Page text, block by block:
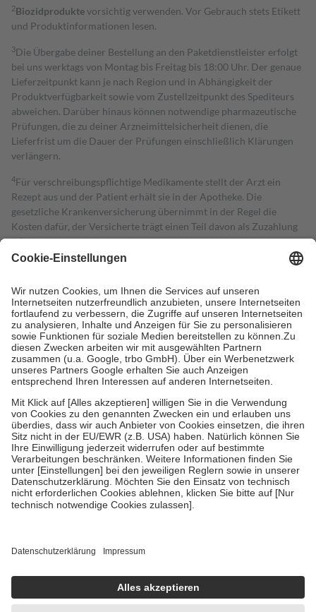
2Biozidproduktevorsichtig verwenden. Vor Gebrauch stets Etikett
und Produktinformationen lesen.
3Die Übergabe deiner Bestellung an den Paketdienstleister erfolgt
bei uns werktags von Montag bis Freitag bis 18:00 Uhr. Der genaue
Lieferzeitpunkt kann je nach Region und in Abhängigkeit der
Produktverfügbarkeit sowie vom Zustellzeitpunkt des Spediteurs
abweichen. Darüber hinaus können notwendige pharmazeutische
Prüfungen, die zu deiner Arzneimittelsicherheit dienen, die
Lieferfrist um die Dauer der Prüfungen einschließlich Klärungen
verlängern.
4Für verschreibungspflichtige Medikamente stellt der Arzt ein
Rezept aus und der Patient erhält sie in der Apotheke. Die
gesetzliche Krankenversicherung übernimmt in der Regel die
Kosten dafür, der Versicherte trägt einen Teil davon als Zuzahlung
mit.
Grundsätzlich leisten Mitglieder Zuzahlungen in Höhe von zehn
höchstens zehn Euro.
Es sind jedoch nie mehr als die tatsächlichen
Kosten der Leistung zu entrichten.
Diese Regeln gelten grundsätzlich auch für Online-Apotheken.
Bei Heilmitteln und häuslicher Krankenpflege beträgt die
Zuzahlung zehn Prozent der Kosten sowie zehn Euro je
Verordnung.
Um das Engagement der Versicherten für ihre eigene Gesundheit zu
stärken und die besondere Stellung der Familie zu unterstützen,
fallenkeine Zuzahlungenan bei:
• Kindern und Jugendlichen bis zum vollendeten 18. Lebensjahr
mit Ausnahme der Fahrkosten
• Untersuchungen zur Vorsorge und Früherkennung, die von der
GKV getragen werden
• empfohlenen Schutzimpfungen
• Harn- und Blutteststreifen
getroffen, um sicherzustellen, dass es sich um echte Bewertungen
https://help.etrusted.com/hc/de/articles/4419944605341
Einige Bilder und Inhalte wurden unter Zuhilfenahme künstlicher